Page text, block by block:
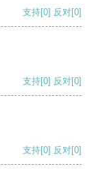
支持[0] 反对[0]
支持[0] 反对[0]
支持[0] 反对[0]